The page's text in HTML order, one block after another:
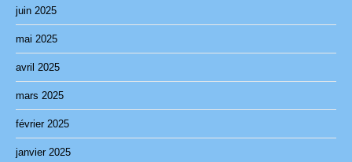
juin 2025
mai 2025
avril 2025
mars 2025
février 2025
janvier 2025